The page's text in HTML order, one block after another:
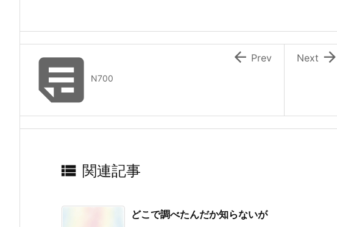

Next
N700
 Prev
 関連記事
どこで調べたんだか知らないが